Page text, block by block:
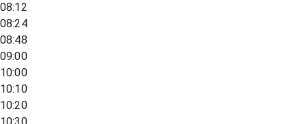
08:12
08:24
08:48
09:00
10:00
10:10
10:20